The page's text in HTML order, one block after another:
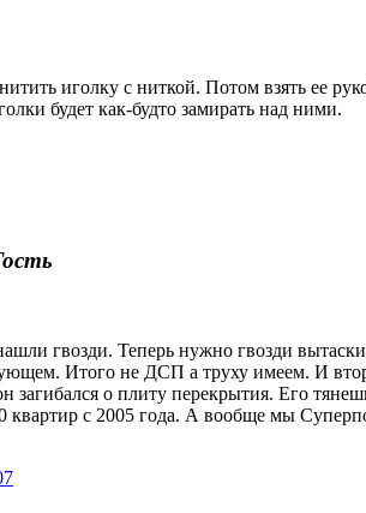
иголку с ниткой. Потом взять ее
будет как-будто замирать над ними.
гвозди. Теперь нужно гвозди
Итого не ДСП а труху имеем. И
загибался о плиту перекрытия. Его
квартир с 2005 года. А вообще мы